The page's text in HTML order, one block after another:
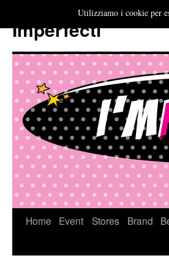
Imperfecti
VaiHome Event Stores Brand
Utilizziamo i cookie per